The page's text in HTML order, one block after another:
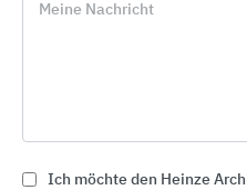
Meine Nachricht
Ich möchte den Heinze